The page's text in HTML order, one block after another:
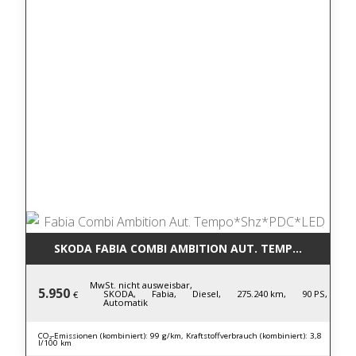
SKODA FABIA COMBI AMBITION AUT.
5.950 €
MwSt. nicht ausweisbar,
SKODA, Fabia, Diesel, 275.240 km, 90 PS,
Automatik
CO₂-Emissionen (kombiniert): 99 g/km, Kraftstoffverbrauch (kombiniert): 3,8
l/100 km